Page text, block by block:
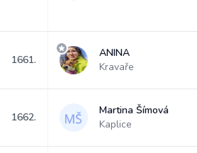
1661.
ANINA
Kravaře
1662.
Martina Šímová
Kaplice